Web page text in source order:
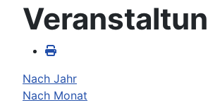
Nach Jahr
Nach Monat